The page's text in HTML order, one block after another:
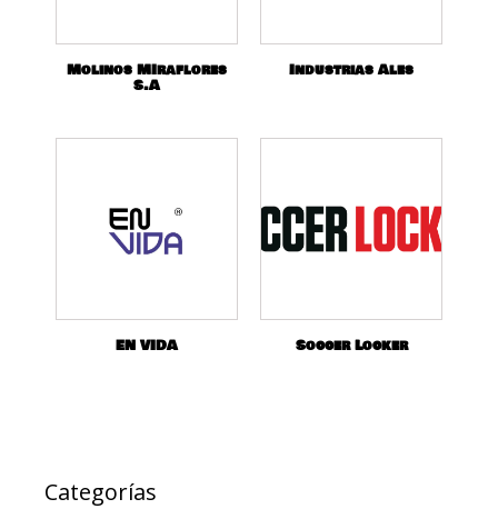
Molinos MIraflores
S.A
Industrias Ales
EN VIDA Soccer Locker
Categorías